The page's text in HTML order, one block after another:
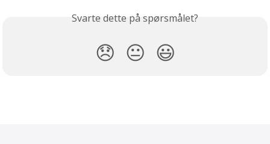
Svarte dette på spørsmålet?
😞 😐 😃